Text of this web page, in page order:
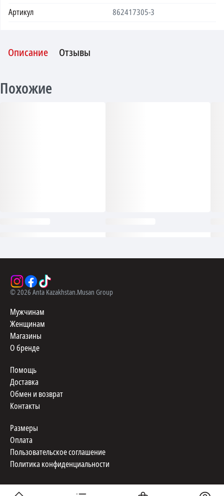
Артикул
862417305-3
Описание Отзывы
Похожие
©2026 Anta Kazakhstan.Musan Group
Мужчинам
Женщинам
Магазины
О бренде
Помощь
Доставка
Обмен и возврат
Контакты
Размеры
Оплата
Пользовательское соглашение
Политика конфиденциальности